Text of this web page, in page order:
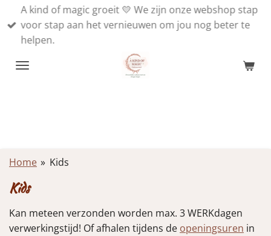
direct
naar
A kind of magic groeit 💛 We zijn onze webshop stap
voor stap aan het vernieuwen om jou nog beter te
helpen.
Home » Kids
Kids
Kan meteen verzonden worden max. 3 WERKdagen
verwerkingstijd! Of afhalen tijdens de openingsuren in